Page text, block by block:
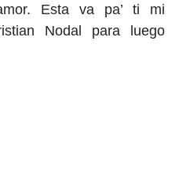
Esta va pa’ ti mi
Nodal para luego